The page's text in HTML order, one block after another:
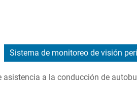
Sistema de monitoreo de visión
asistencia a la conducción de